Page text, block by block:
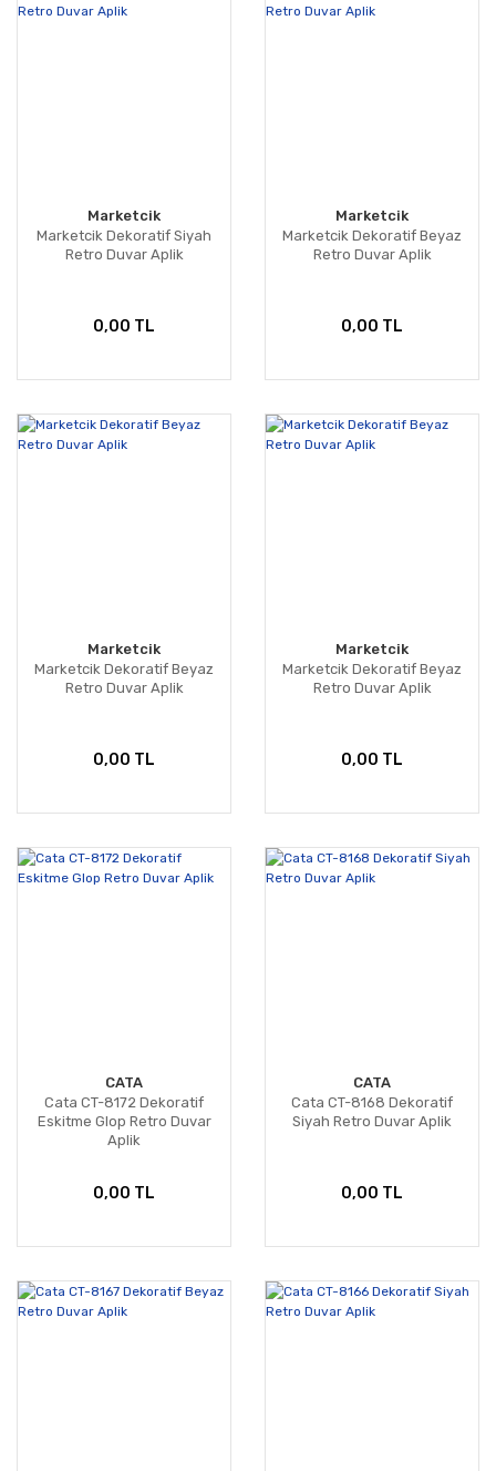
Marketcik
Marketcik Dekoratif Siyah
Retro Duvar Aplik
0,00 TL
Marketcik
Marketcik Dekoratif Beyaz
Retro Duvar Aplik
0,00 TL
Marketcik
Marketcik Dekoratif Beyaz
Retro Duvar Aplik
0,00 TL
Marketcik
Marketcik Dekoratif Beyaz
Retro Duvar Aplik
0,00 TL
CATA
Cata CT-8172 Dekoratif
Eskitme Glop Retro Duvar
Aplik
0,00 TL
CATA
Cata CT-8168 Dekoratif
Siyah Retro Duvar Aplik
0,00 TL